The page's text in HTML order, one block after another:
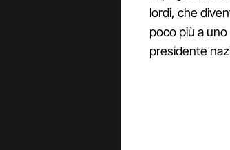
lordi, che
poco più a
presidente